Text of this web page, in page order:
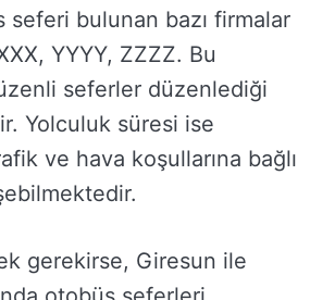
seferi bulunan bazı firmalar
YYYY, ZZZZ. Bu
seferler düzenlediği
Yolculuk süresi ise
ve hava koşullarına bağlı
gerekirse, Giresun ile